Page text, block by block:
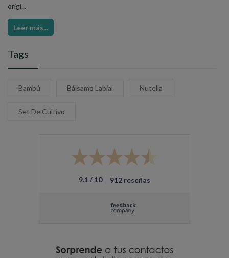
Tags
Bambú Bálsamo Labial Nutella
Set De Cultivo
9.1/ 10 912 reseñas
origi...
Leer más...